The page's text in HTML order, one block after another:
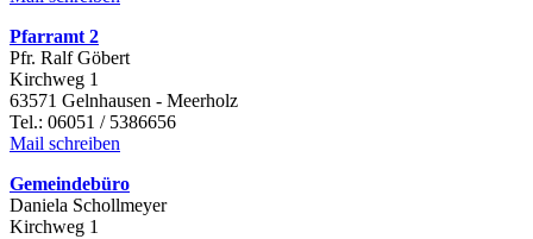
Pfarramt 2
Pfr. Ralf Göbert
Kirchweg 1
63571 Gelnhausen - Meerholz
Tel.: 06051 / 5386656
Mail schreiben
Gemeindebüro
Daniela Schollmeyer
Kirchweg 1